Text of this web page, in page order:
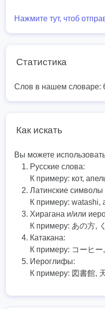
Нажмите тут, чтоб
Статистика
Слов в нашем словаре:
Как искать
Вы можете
Русские слова:
К примеру: кот,
Латинские символы
К примеру: watashi,
Хирагана и/или
К примеру: あの方,
Катакана:
К примеру: コーヒー
Иероглифы:
К примеру: 図書館,